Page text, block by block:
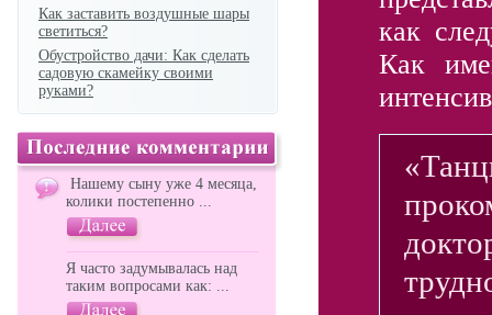
Как заставить воздушные шары
светиться?
Обустройство дачи: Как сделать
садовую скамейку своими
руками?
Нашему сыну уже 4 месяца,
колики постепенно ...
Я часто задумывалась над
таким вопросами как: ...
как
Как